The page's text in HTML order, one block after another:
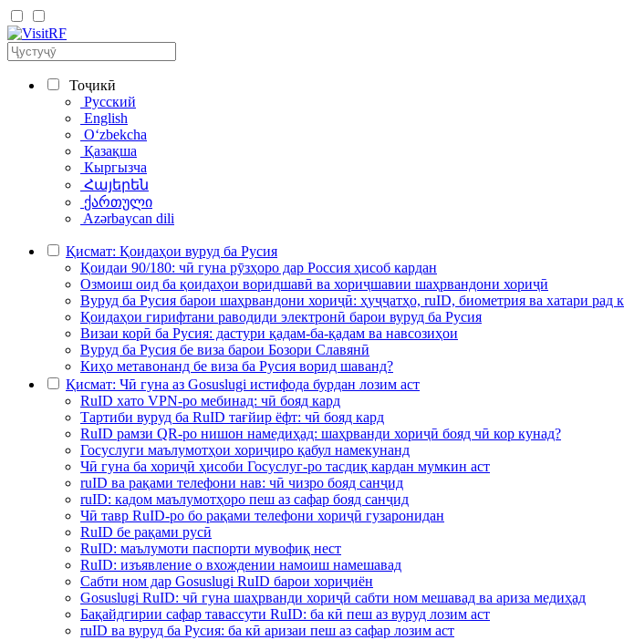
Тоҷикӣ
Русский
English
Oʻzbekcha
Қазақша
Кыргызча
Հայերեն
ქართული
Azərbaycan dili
Қисмат: Қоидаҳои вуруд ба Русия
Қоидаи 90/180: чӣ гуна рӯзҳоро дар Россия ҳисоб кардан
Озмоиш оид ба қоидаҳои воридшавӣ ва хориҷшавии шаҳрвандони хориҷӣ
Вуруд ба Русия барои шаҳрвандони хориҷӣ: ҳуҷҷатҳо, ruID, биометрия ва хатари рад
Қоидаҳои гирифтани раводиди электронӣ барои вуруд ба Русия
Визаи корӣ ба Русия: дастури қадам‑ба‑қадам ва навсозиҳои
Вуруд ба Русия бе виза барои Бозори Славянӣ
Киҳо метавонанд бе виза ба Русия ворид шаванд?
Қисмат: Чӣ гуна аз Gosuslugi истифода бурдан лозим аст
RuID хато VPN-ро мебинад: чӣ бояд кард
Тартиби вуруд ба RuID тағйир ёфт: чӣ бояд кард
RuID рамзи QR-ро нишон намедиҳад: шаҳрванди хориҷӣ бояд чӣ кор кунад?
Госуслуги маълумотҳои хориҷиро қабул намекунанд
Чӣ гуна ба хориҷӣ ҳисоби Госуслуг-ро тасдиқ кардан мумкин аст
ruID ва рақами телефони нав: чӣ чизро бояд санҷид
ruID: кадом маълумотҳоро пеш аз сафар бояд санҷид
Чӣ тавр RuID-ро бо рақами телефони хориҷӣ гузаронидан
RuID бе рақами русӣ
RuID: маълумоти паспорти мувофиқ нест
RuID: изъявление о вхождении намоиш намешавад
Сабти ном дар Gosuslugi RuID барои хориҷиён
Gosuslugi RuID: чӣ гуна шаҳрванди хориҷӣ сабти ном мешавад ва ариза медиҳад
Бақайдгирии сафар тавассути RuID: ба кӣ пеш аз вуруд лозим аст
ruID ва вуруд ба Русия: ба кӣ аризаи пеш аз сафар лозим аст